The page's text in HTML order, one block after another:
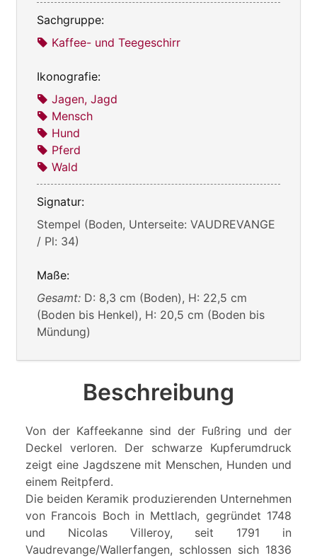
Sachgruppe:
Kaffee- und Teegeschirr
Ikonografie:
Jagen, Jagd
Mensch
Hund
Pferd
Wald
Signatur:
Stempel (Boden, Unterseite: VAUDREVANGE
/ Pl: 34)
Maße:
Gesamt: D: 8,3 cm (Boden), H: 22,5 cm
(Boden bis Henkel), H: 20,5 cm (Boden bis
Mündung)
Beschreibung
Von der Kaffeekanne sind der Fußring und der
Deckel verloren. Der schwarze Kupferumdruck
zeigt eine Jagdszene mit Menschen, Hunden und
einem Reitpferd.
Die beiden Keramik produzierenden Unternehmen
von Francois Boch in Mettlach, gegründet 1748
und Nicolas Villeroy, seit 1791 in
Vaudrevange/Wallerfangen, schlossen sich 1836